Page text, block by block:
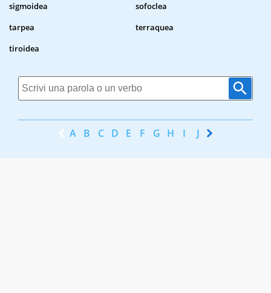
sigmoidea
sofoclea
tarpea
terraquea
tiroidea
A B C D E F G H I J K